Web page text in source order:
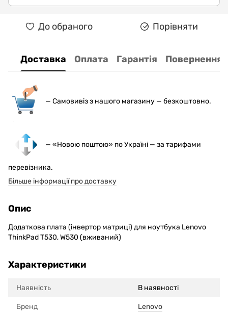
До обраного Порівняти
Доставка Оплата Гарантія Повернення
— Самовивіз з нашого магазину — безкоштовно.
— «Новою поштою» по Україні — за тарифами
перевізника.
Більше інформації про доставку
Опис
Додаткова плата (інвертор матриці) для ноутбука Lenovo
ThinkPad T530, W530 (вживаний)
Характеристики
Наявність В наявності
Бренд Lenovo